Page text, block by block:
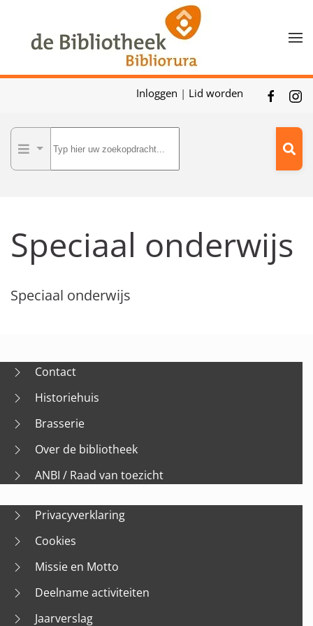
Skip to main content
Inloggen | Lid worden
Speciaal onderwijs
Speciaal onderwijs
Contact
Historiehuis
Brasserie
Over de bibliotheek
ANBI / Raad van toezicht
Privacyverklaring
Cookies
Missie en Motto
Deelname activiteiten
Jaarverslag